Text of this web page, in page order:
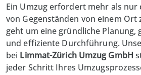
Ein Umzug erfordert mehr als nur
von Gegenständen von einem Ort
geht um eine gründliche Planung,
und effiziente Durchführung.
bei Limmat-Zürich Umzug GmbH
jeder Schritt Ihres